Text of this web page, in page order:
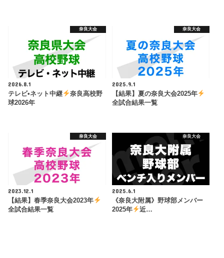
奈良大会
2026.8.1
テレビ•ネット中継
奈良高校野
球2026年
奈良大会
2025.9.1
【結果】夏の奈良大会2025年
全試合結果一覧
奈良大会
2023.12.1
【結果】春季奈良大会2023年
全試合結果一覧
奈良大会
2025.6.1
《奈良大附属》野球部メンバー
2025年
近…